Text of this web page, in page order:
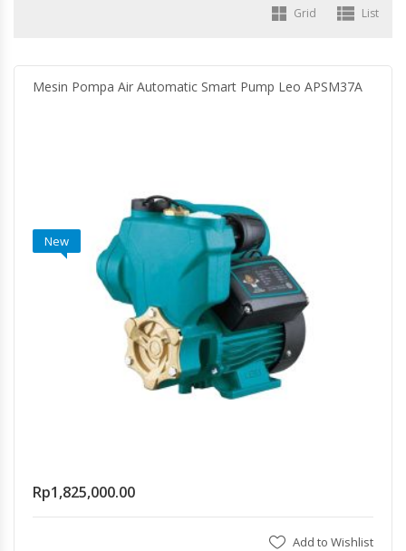
Grid List
Mesin Pompa Air Automatic Smart Pump Leo APSM37A
New
Rp1,825,000.00
Add to Wishlist